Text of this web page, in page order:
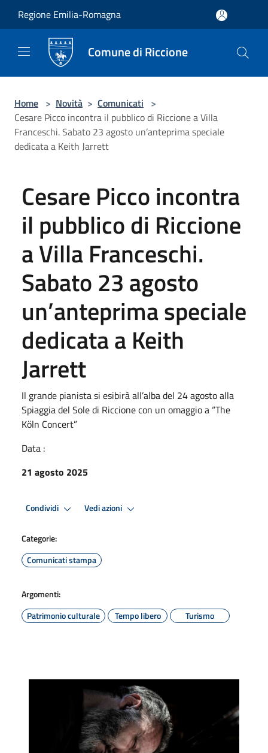
Regione Emilia-Romagna
Comune di Riccione
Home > Novità > Comunicati >
Cesare Picco incontra il pubblico di Riccione a Villa
Franceschi. Sabato 23 agosto un’anteprima speciale
dedicata a Keith Jarrett
Cesare Picco incontra
il pubblico di Riccione
a Villa Franceschi.
Sabato 23 agosto
un’anteprima speciale
dedicata a Keith
Jarrett
Il grande pianista si esibirà all’alba del 24 agosto alla
Spiaggia del Sole di Riccione con un omaggio a “The
Köln Concert”
Data :
21 agosto 2025
Condividi Vedi azioni
Categorie:
Comunicati stampa
Argomenti:
Patrimonio culturale
Tempo libero Turismo